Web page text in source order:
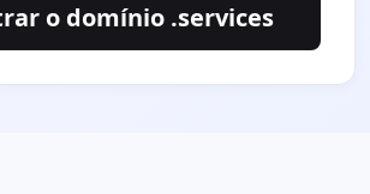
o domínio .services